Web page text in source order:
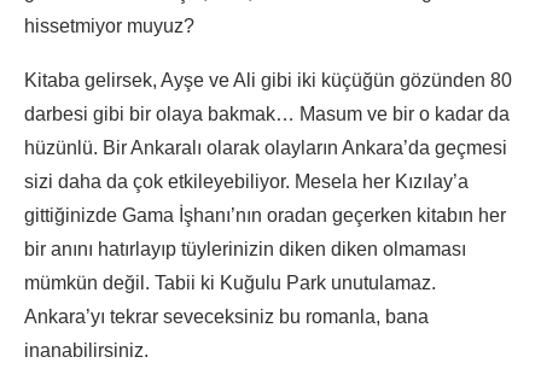
hissetmiyor muyuz?
Kitaba gelirsek, Ayşe ve Ali gibi iki küçüğün gözünden 80
darbesi gibi bir olaya bakmak… Masum ve bir o kadar da
hüzünlü. Bir Ankaralı olarak olayların Ankara’da geçmesi
sizi daha da çok etkileyebiliyor. Mesela her Kızılay’a
gittiğinizde Gama İşhanı’nın oradan geçerken kitabın her
bir anını hatırlayıp tüylerinizin diken diken olmaması
mümkün değil. Tabii ki Kuğulu Park unutulamaz.
Ankara’yı tekrar seveceksiniz bu romanla, bana
inanabilirsiniz.